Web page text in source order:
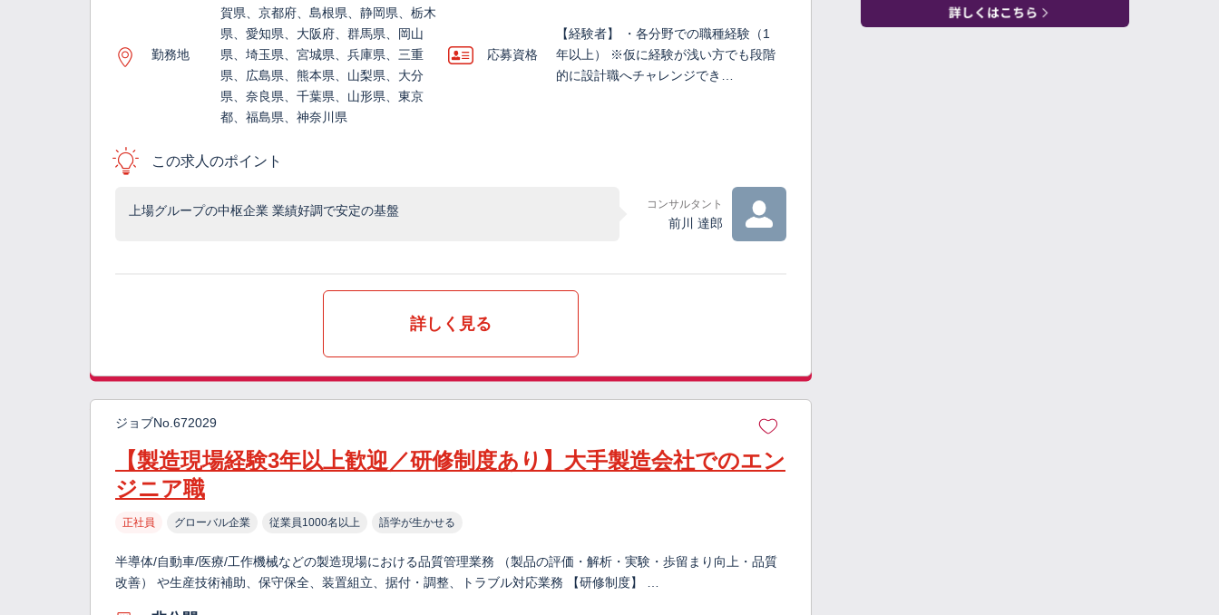
勤務地
賀県、京都府、島根県、静岡県、栃木
県、愛知県、大阪府、群馬県、岡山
県、埼玉県、宮城県、兵庫県、三重
県、広島県、熊本県、山梨県、大分
県、奈良県、千葉県、山形県、東京
都、福島県、神奈川県
応募資格
【経験者】 ・各分野での職種経験（1
年以上） ※仮に経験が浅い方でも段階
的に設計職へチャレンジでき…
この求人のポイント
上場グループの中枢企業 業績好調で安定の基盤 コンサルタント
前川 達郎
詳しく見る
ジョブNo.672029
【製造現場経験3年以上歓迎／研修制度あり】大手製造会社でのエン
ジニア職
正社員 グローバル企業 従業員1000名以上 語学が生かせる
半導体/自動車/医療/工作機械などの製造現場における品質管理業務 （製品の評価・解析・実験・歩留まり向上・品質
改善） や生産技術補助、保守保全、装置組立、据付・調整、トラブル対応業務 【研修制度】 …